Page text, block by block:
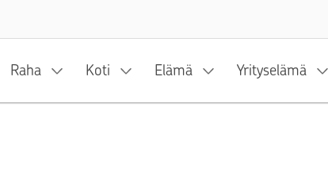
Raha Koti Elämä Yrityselämä